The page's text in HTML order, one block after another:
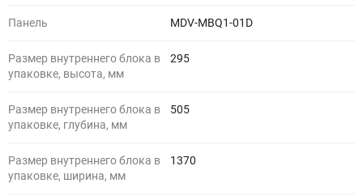
Панель MDV-MBQ1-01D
Размер внутреннего блока в
упаковке, высота, мм
295
Размер внутреннего блока в
упаковке, глубина, мм
505
Размер внутреннего блока в
упаковке, ширина, мм
1370